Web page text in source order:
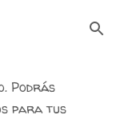
Podrás
para tus